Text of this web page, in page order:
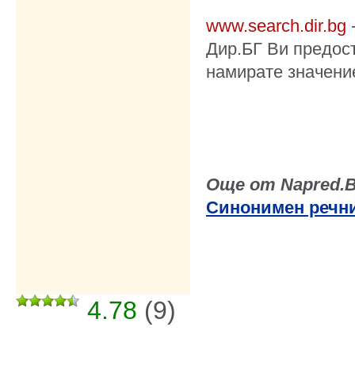
www.search.dir.bg
Дир.БГ Ви
намирате
Още от
Синонимен
4.78 (9)